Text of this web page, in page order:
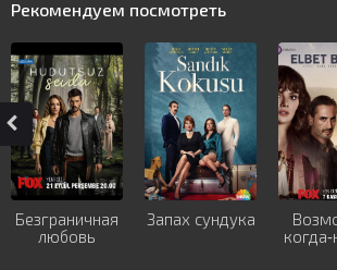
Рекомендуем посмотреть
Безграничная
любовь
Запах сундука
когда-